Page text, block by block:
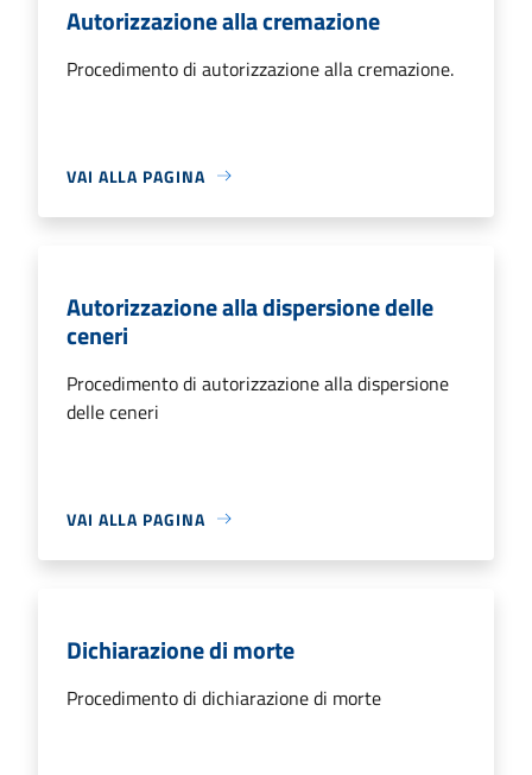
Autorizzazione alla cremazione
Procedimento di autorizzazione alla cremazione.
VAI ALLA PAGINA
Autorizzazione alla dispersione delle
ceneri
Procedimento di autorizzazione alla dispersione
delle ceneri
VAI ALLA PAGINA
Dichiarazione di morte
Procedimento di dichiarazione di morte